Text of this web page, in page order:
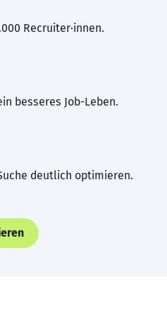
Recruiter·innen.
besseres Job-Leben.
deutlich optimieren.